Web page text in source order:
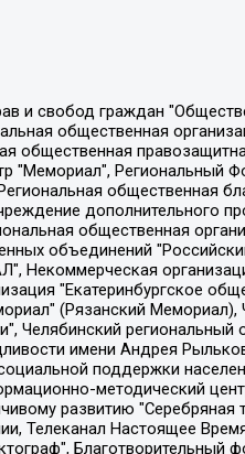
"Лилит", Дальневосточное общественное движение "Маяк", Санкт-Петербургская ЛГБТ-инициативная группа "Выход", Инициативная группа ЛГБТ+ "Реверс", Алексеев Андрей Викторович, Бекбулатова Таисия Львовна, Беляев Иван Михайлович, Владыкина Елена Сергеевна, Гельман Марат Александрович, Никульшина Вероника Юрьевна, Толоконникова Надежда Андреевна, Шендерович Виктор Анатольевич, Общество с ограниченной ответственностью "Данное сообщение", Общество с ограниченной ответственностью Издательский дом "Новая глава", Айнбиндер Александра Александровна, Московский комьюнити-центр для ЛГБТ+инициатив, Благотворительный фонд развития филантропии, Deutsche Welle (Германия, Kurt-Schumacher-Strasse 3, 53113 Bonn), Борзунова Мария Михайловна, Воробьев Виктор Викторович, Голубева Анна Львовна, Константинова Алла Михайловна, Малкова Ирина Владимировна, Мурадов Мурад Абдулгалимович, Осетинская Елизавета Николаевна, Понасенков Евгений Николаевич, Ганапольский Матвей Юрьевич, Киселев Евгений Алексеевич, Борухович Ирина Григорьевна, Дремин Иван Тимофеевич, Дубровский Дмитрий Викторович, Красноярская региональная общественная организация поддержки и развития альтернативных образовательных технологий и межкультурных коммуникаций "ИНТЕРРА", Маяковская Екатерина Алексеевна, Фейгин Марк Захарович, Филимонов Андрей Викторович, Дзугкоева Регина Николаевна, Доброхотов Роман Александрович, Дудь Юрий Александрович, Елкин Сергей Владимирович, Кругликов Кирилл Игоревич, Сабунаева Мария Леонидовна, Семенов Алексей Владимирович, Шаинян Карен Багратович, Шульман Екатерина Михайловна, Асафьев Артур Валерьевич, Вахштайн Виктор Семенович, Венедиктов Алексей Алексеевич, Лушникова Екатерина Евгеньевна, Волков Леонид Михайлович, Невзоров Александр Глебович,